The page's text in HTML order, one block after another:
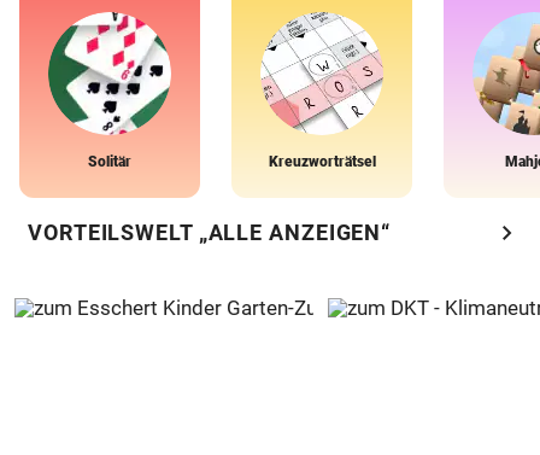
Solitär Kreuzworträtsel
VORTEILSWELT „ALLE ANZEIGEN“ chevron_right